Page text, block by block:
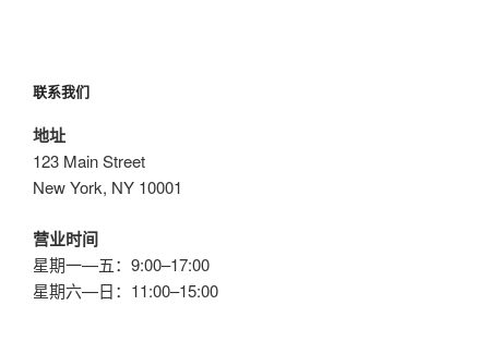
联系我们
地址
123 Main Street
New York, NY 10001
营业时间
星期一—五：9:00–17:00
星期六—日：11:00–15:00